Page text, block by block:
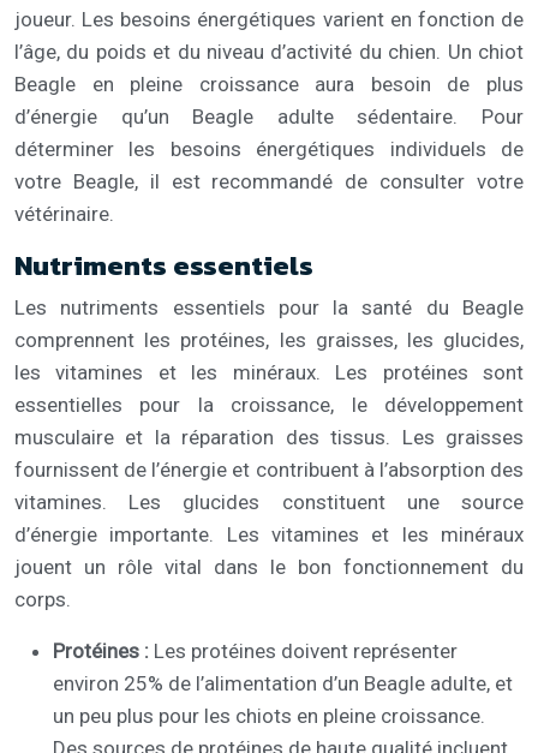
joueur. Les besoins énergétiques varient en fonction de
l’âge, du poids et du niveau d’activité du chien. Un chiot
Beagle en pleine croissance aura besoin de plus
d’énergie qu’un Beagle adulte sédentaire. Pour
déterminer les besoins énergétiques individuels de
votre Beagle, il est recommandé de consulter votre
vétérinaire.
Nutriments essentiels
Les nutriments essentiels pour la santé du Beagle
comprennent les protéines, les graisses, les glucides,
les vitamines et les minéraux. Les protéines sont
essentielles pour la croissance, le développement
musculaire et la réparation des tissus. Les graisses
fournissent de l’énergie et contribuent à l’absorption des
vitamines. Les glucides constituent une source
d’énergie importante. Les vitamines et les minéraux
jouent un rôle vital dans le bon fonctionnement du
corps.
Protéines : Les protéines doivent représenter
environ 25% de l’alimentation d’un Beagle adulte, et
un peu plus pour les chiots en pleine croissance.
Des sources de protéines de haute qualité incluent